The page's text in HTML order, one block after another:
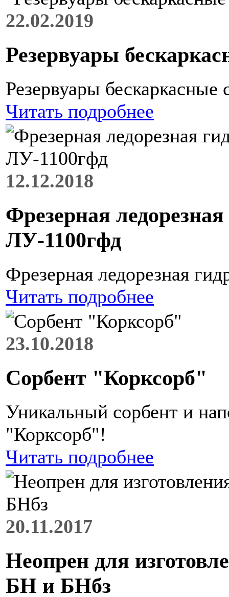
22.02.2019
Резервуары
Резервуары
Читать подробнее
12.12.2018
Фрезерная
ЛУ-1100гфд
Фрезерная ледорезная
Читать подробнее
23.10.2018
Сорбент "Корксорб"
Уникальный сорбент и
"Корксорб"!
Читать подробнее
20.11.2017
Неопрен для
БН и БНбз